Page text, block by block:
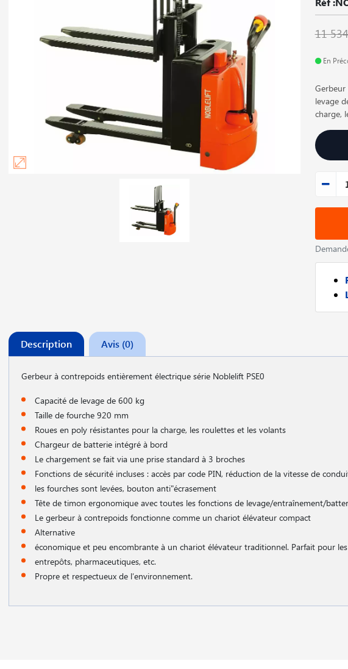
11
En
Gerbeur
levage
charge,
Description Avis (0)
Gerbeur à contrepoids entièrement électrique série Noblelift PSE0
Capacité de levage de 600 kg
Taille de fourche 920 mm
Roues en poly résistantes pour la charge, les roulettes et les volants
Chargeur de batterie intégré à bord
Le chargement se fait via une prise standard à 3 broches
Fonctions de sécurité incluses : accès par code PIN, réduction de la vitesse de
les fourches sont levées, bouton anti"écrasement
Tête de timon ergonomique avec toutes les fonctions de levage/entraînement/
Le gerbeur à contrepoids fonctionne comme un chariot élévateur compact
Alternative
économique et peu encombrante à un chariot élévateur traditionnel. Parfait pour
entrepôts, pharmaceutiques, etc.
Propre et respectueux de l′environnement.